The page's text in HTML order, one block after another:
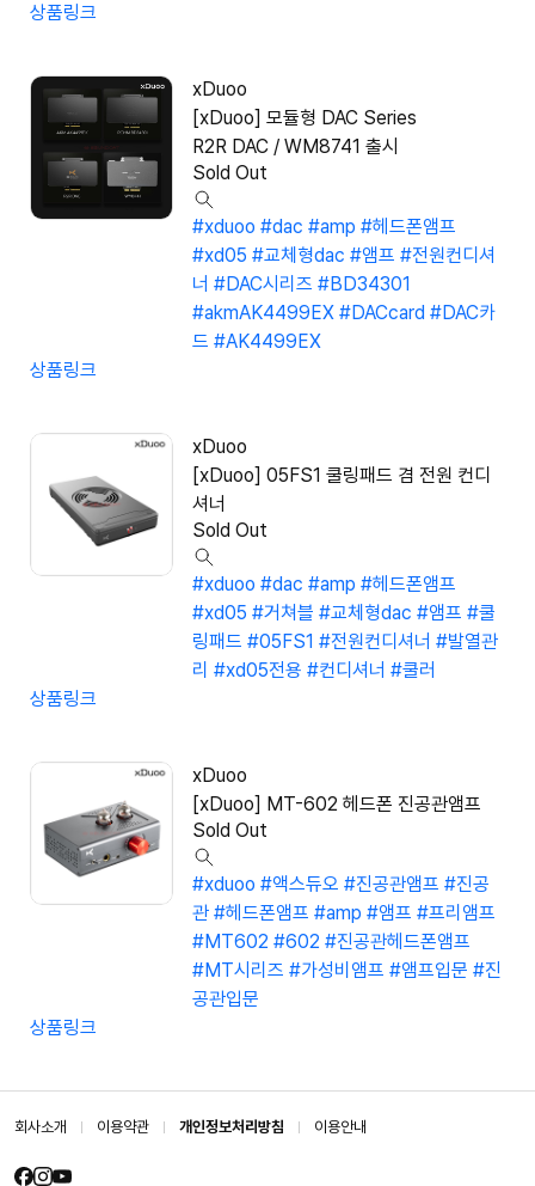
상품링크
xDuoo
[xDuoo] 모듈형 DAC Series
R2R DAC / WM8741 출시
Sold Out
#xduoo #dac #amp #헤드폰앰프
#xd05 #교체형dac #앰프 #전원컨디셔
너 #DAC시리즈 #BD34301
#akmAK4499EX #DACcard #DAC카
드 #AK4499EX
상품링크
xDuoo
[xDuoo] 05FS1 쿨링패드 겸 전원 컨디
셔너
Sold Out
#xduoo #dac #amp #헤드폰앰프
#xd05 #거쳐블 #교체형dac #앰프 #쿨
링패드 #05FS1 #전원컨디셔너 #발열관
리 #xd05전용 #컨디셔너 #쿨러
상품링크
xDuoo
[xDuoo] MT-602 헤드폰 진공관앰프
Sold Out
#xduoo #액스듀오 #진공관앰프 #진공
관 #헤드폰앰프 #amp #앰프 #프리앰프
#MT602 #602 #진공관헤드폰앰프
#MT시리즈 #가성비앰프 #앰프입문 #진
공관입문
상품링크
회사소개 이용약관 개인정보처리방침 이용안내